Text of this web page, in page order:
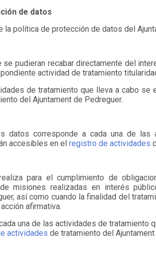
de datos
la política de protección de datos del
pudieran recabar directamente del
actividad de tratamiento
de tratamiento que lleva a cabo se
del Ajuntament de Pedreguer.
datos corresponde a cada una de las
accesibles en el registro de actividades
para el cumplimiento de
misiones realizadas en interés
así como cuando la finalidad del
afirmativa.
una de las actividades de tratamiento
actividades de tratamiento del